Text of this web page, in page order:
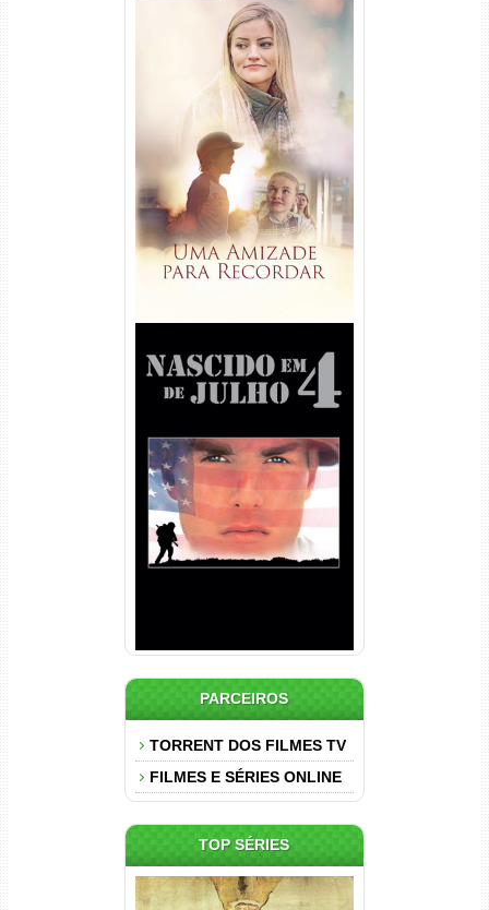
Uma Amizade para Recordar
Torrent (2025) WEB-DL 1080p
Dual Áudio
Nascido em 4 de Julho
Torrent (1989) WEB-DL 1080p
Dual Áudio
PARCEIROS
TORRENT DOS FILMES TV
FILMES E SÉRIES ONLINE
TOP SÉRIES